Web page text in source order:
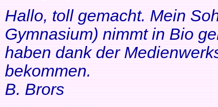
Hallo, toll gemacht. Mein
Gymnasium) nimmt in Bio
haben dank der
bekommen.
B. Brors